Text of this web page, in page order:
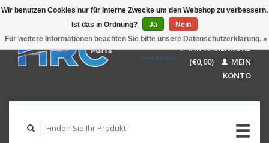
GBP
USD
AUD
Deutsch
English
IHR WARENKORB
(€0,00)
MEIN
KONTO
Wir benutzen Cookies nur für interne Zwecke um den Webshop zu verbessern.
Ist das in Ordnung?
Ja
Nein
Für weitere Informationen beachten Sie bitte unsere Datenschutzerklärung. »